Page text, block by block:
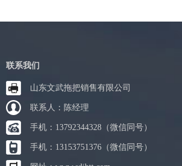
联系我们
山东文武拖把销售有限公司
联系人：陈经理
手机：13792344328（微信同号）
手机：13153751376（微信同号）